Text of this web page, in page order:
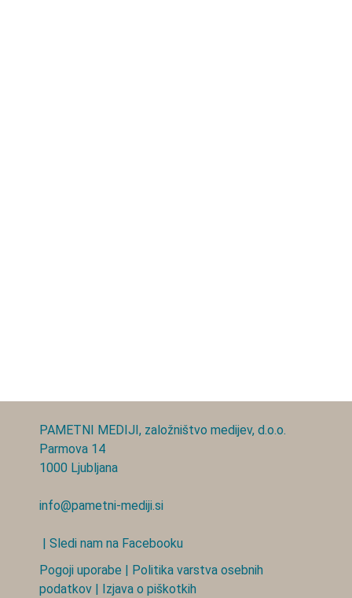
PAMETNI MEDIJI, založništvo medijev, d.o.o.
Parmova 14
1000 Ljubljana
info@pametni-mediji.si
| Sledi nam na Facebooku
Pogoji uporabe
Politika varstva osebnih
podatkov
Izjava o piškotkih